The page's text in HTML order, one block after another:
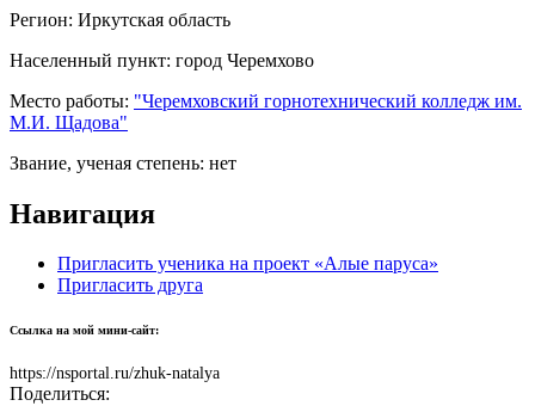
Регион: Иркутская область
Населенный пункт: город Черемхово
Место работы: "Черемховский горнотехнический колледж им.
М.И. Щадова"
Звание, ученая степень: нет
Навигация
Пригласить ученика на проект «Алые паруса»
Пригласить друга
Ссылка на мой мини-сайт:
https://nsportal.ru/zhuk-natalya
Поделиться: